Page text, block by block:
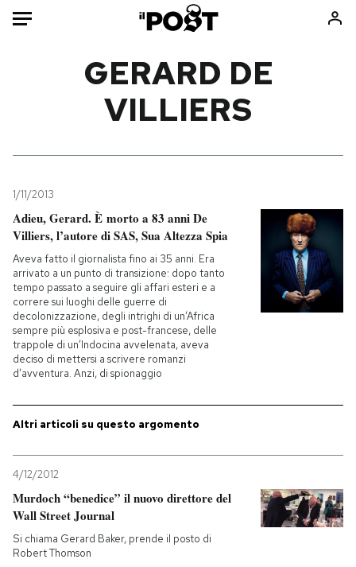
Mondo
Tecnologia
Internet
Cultura
Economia
Sport
Libri
Ok Boomer!
Europa
Altrecose
Mondiali calcio 2026
I MIEI PREFERITI
SHOP
GERARD DE
VILLIERS
1/11/2013
Adieu, Gerard. È morto a 83 anni De
Villiers, l’autore di SAS, Sua Altezza Spia
Aveva fatto il giornalista fino ai 35 anni. Era
arrivato a un punto di transizione: dopo tanto
tempo passato a seguire gli affari esteri e a
correre sui luoghi delle guerre di
decolonizzazione, degli intrighi di un’Africa
sempre più esplosiva e post-francese, delle
trappole di un’Indocina avvelenata, aveva
deciso di mettersi a scrivere romanzi
d’avventura. Anzi, di spionaggio
Altri articoli su questo argomento
4/12/2012
Murdoch “benedice” il nuovo direttore del
Wall Street Journal
Si chiama Gerard Baker, prende il posto di
Robert Thomson